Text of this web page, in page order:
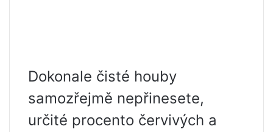
Dokonale čisté houby
samozřejmě nepřinesete,
určité procento červivých a